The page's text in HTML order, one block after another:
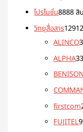
โปรโมชั่น8888 สิ
วิทยุสื่อสาร129
ALINCO3
ALPHA3
firstcom
FUJITEL9